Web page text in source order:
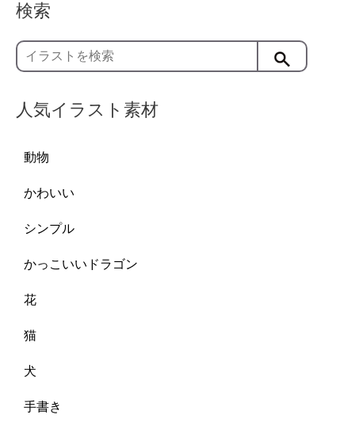
検索
人気イラスト素材
動物
かわいい
シンプル
かっこいいドラゴン
花
猫
犬
手書き